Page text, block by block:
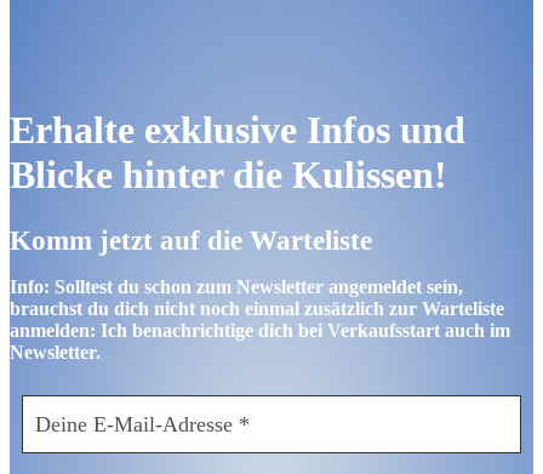
Erhalte exklusive Infos und
Blicke hinter die Kulissen!
Komm jetzt auf die Warteliste
Info: Solltest du schon zum Newsletter angemeldet sein,
brauchst du dich nicht noch einmal zusätzlich zur Warteliste
anmelden: Ich benachrichtige dich bei Verkaufsstart auch im
Newsletter.